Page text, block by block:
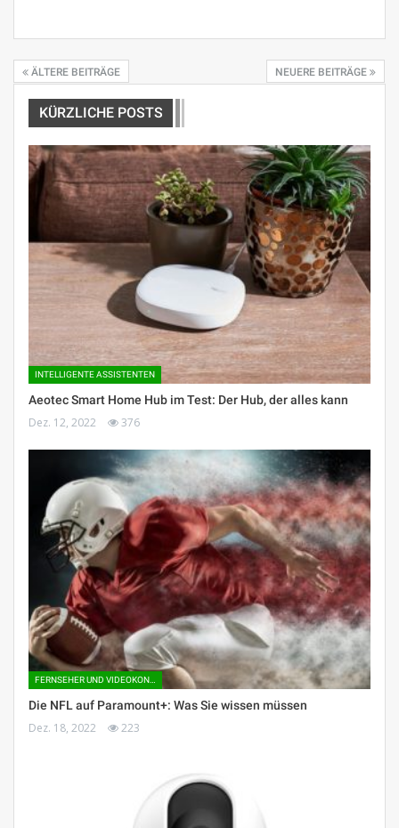
ÄLTERE BEITRÄGE NEUERE BEITRÄGE
KÜRZLICHE POSTS
INTELLIGENTE ASSISTENTEN
Aeotec Smart Home Hub im Test: Der Hub, der alles kann
Dez. 12, 2022 376
Die NFL auf Paramount+: Was Sie wissen müssen
Dez. 18, 2022 223